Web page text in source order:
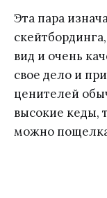
Эта пара
вид и очень
свое дело и
ценителей
высокие кеды,
можно